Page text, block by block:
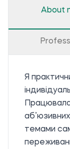
About
Я
темами